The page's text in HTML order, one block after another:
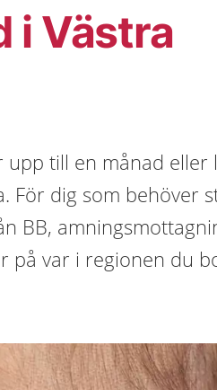
i Västra
till en månad eller
För dig som behöver
BB,
på var i regionen du